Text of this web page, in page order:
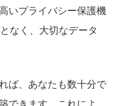
いプライバシー保護機
なく、大切なデータ
ば、あなたも数十分で
できます。これによ